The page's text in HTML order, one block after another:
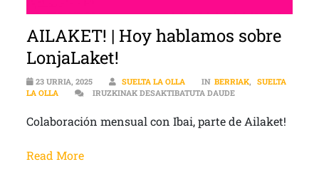
AILAKET! | Hoy hablamos sobre
LonjaLaket!
23 URRIA, 2025 SUELTA LA OLLA IN BERRIAK, SUELTA
LA OLLA
IRUZKINAK DESAKTIBATUTA DAUDEAILAKET! | HOY
Colaboración mensual con Ibai, parte de Ailaket!
Read More